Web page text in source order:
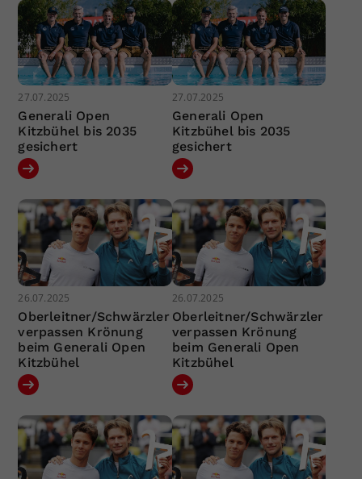
27.07.2025
Generali Open
Kitzbühel bis 2035
gesichert
27.07.2025
Generali Open
Kitzbühel bis 2035
gesichert
26.07.2025
Oberleitner/Schwärzler
verpassen Krönung
beim Generali Open
Kitzbühel
26.07.2025
Oberleitner/Schwärzler
verpassen Krönung
beim Generali Open
Kitzbühel